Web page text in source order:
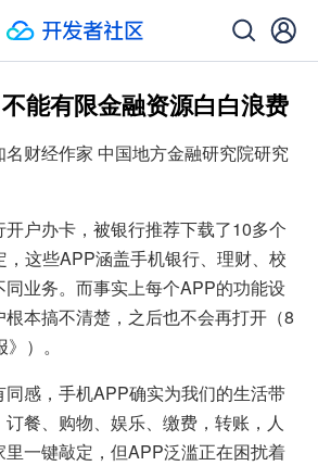
能有限金融资源白白浪费
财经作家 中国地方金融研究院研究
户办卡，被银行推荐下载了10多个
这些APP涵盖手机银行、理财、校
业务。而事实上每个APP的功能设
本搞不清楚，之后也不会再打开（8
）。
感，手机APP确实为我们的生活带
餐、购物、娱乐、缴费，转账，人
一键敲定，但APP泛滥正在困扰着